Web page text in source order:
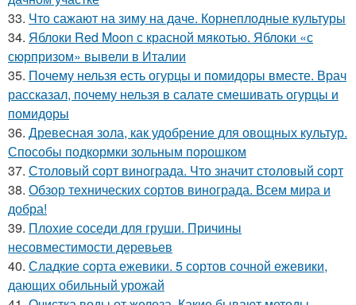
33. Что сажают на зиму на даче. Корнеплодные культуры
34. Яблоки Red Moon с красной мякотью. Яблоки «с
сюрпризом» вывели в Италии
35. Почему нельзя есть огурцы и помидоры вместе. Врач
рассказал, почему нельзя в салате смешивать огурцы и
помидоры
36. Древесная зола, как удобрение для овощных культур.
Способы подкормки зольным порошком
37. Столовый сорт винограда. Что значит столовый сорт
38. Обзор технических сортов винограда. Всем мира и
добра!
39. Плохие соседи для груши. Причины
несовместимости деревьев
40. Сладкие сорта ежевики. 5 сортов сочной ежевики,
дающих обильный урожай